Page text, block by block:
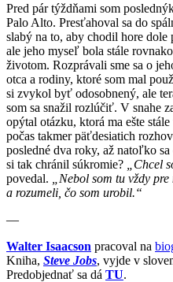
Pred pár týždňami som
Palo Alto. Presťahoval sa do
slabý na to, aby chodil hore dole
ale jeho myseľ bola stále
životom. Rozprávali sme sa o
otca a rodiny, ktoré som mal
si zvykol byť odosobnený, ale
som sa snažil rozlúčiť. V snahe
opýtal otázku, ktorá ma ešte
počas takmer päťdesiatich
posledné dva roky, až natoľko
si tak chránil súkromie?
„Chcel
povedal. „Nebol som tu vždy
a rozumeli, čo som urobil.“
—
Walter Isaacson pracoval na
Kniha, Steve Jobs, vyjde v
Predobjednať sa dá TU.